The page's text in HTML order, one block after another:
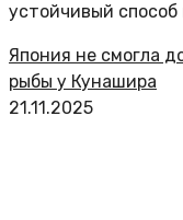
устойчивый способ
Япония не смогла
рыбы у Кунашира
21.11.2025